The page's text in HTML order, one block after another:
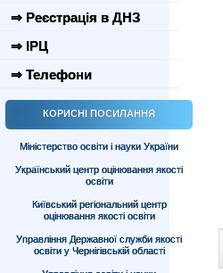
⇒ Реєстрація в ДНЗ
⇒ ІРЦ
⇒ Телефони
КОРИСНІ ПОСИЛАННЯ
Міністерство освіти і науки України
Український центр оцінювання якості
освіти
Київський регіональний центр
оцінювання якості освіти
Управління Державної служби якості
освіти у Чернігівській області